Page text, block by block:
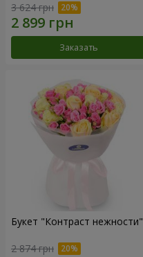
3 624 грн
Заказать
Букет "Контраст нежности"
2 874 грн